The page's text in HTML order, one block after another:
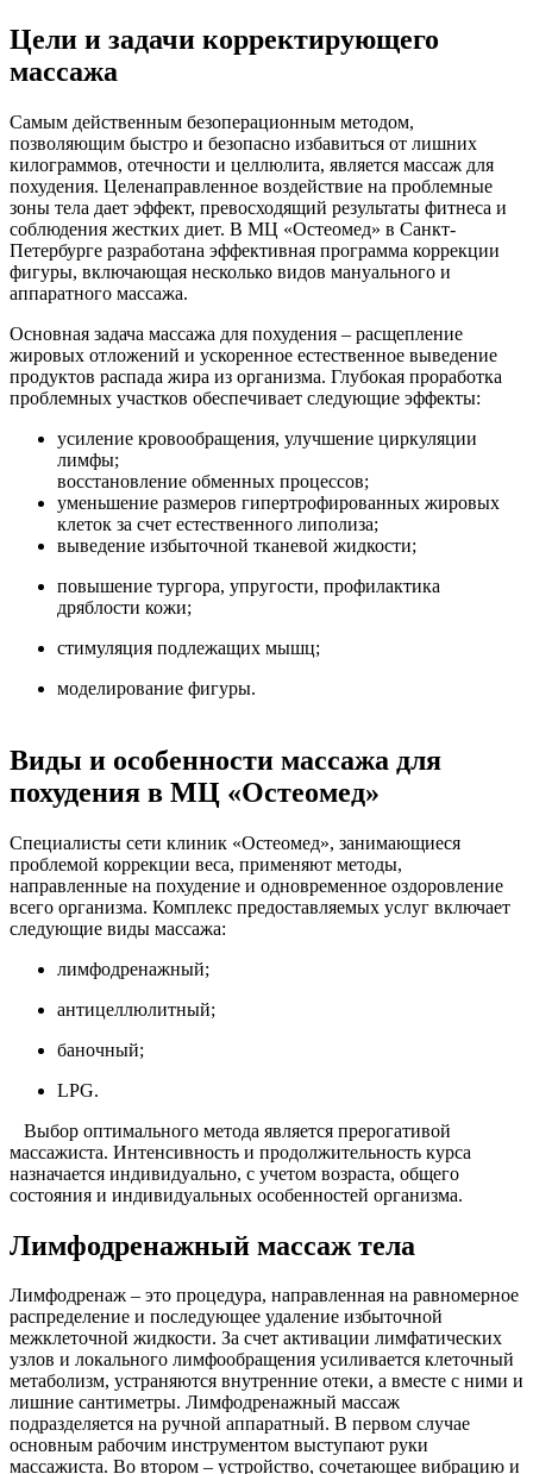
Цели и задачи корректирующего
массажа
Самым действенным безоперационным методом,
позволяющим быстро и безопасно избавиться от лишних
килограммов, отечности и целлюлита, является массаж для
похудения. Целенаправленное воздействие на проблемные
зоны тела дает эффект, превосходящий результаты фитнеса и
соблюдения жестких диет. В МЦ «Остеомед» в Санкт-
Петербурге разработана эффективная программа коррекции
фигуры, включающая несколько видов мануального и
аппаратного массажа.
Основная задача массажа для похудения – расщепление
жировых отложений и ускоренное естественное выведение
продуктов распада жира из организма. Глубокая проработка
проблемных участков обеспечивает следующие эффекты:
усиление кровообращения, улучшение циркуляции
лимфы;
восстановление обменных процессов;
уменьшение размеров гипертрофированных жировых
клеток за счет естественного липолиза;
выведение избыточной тканевой жидкости;
повышение тургора, упругости, профилактика
дряблости кожи;
стимуляция подлежащих мышц;
моделирование фигуры.
Виды и особенности массажа для
похудения в МЦ «Остеомед»
Специалисты сети клиник «Остеомед», занимающиеся
проблемой коррекции веса, применяют методы,
направленные на похудение и одновременное оздоровление
всего организма. Комплекс предоставляемых услуг включает
следующие виды массажа:
лимфодренажный;
антицеллюлитный;
баночный;
LPG.
Выбор оптимального метода является прерогативой
массажиста. Интенсивность и продолжительность курса
назначается индивидуально, с учетом возраста, общего
состояния и индивидуальных особенностей организма.
Лимфодренажный массаж тела
Лимфодренаж – это процедура, направленная на равномерное
распределение и последующее удаление избыточной
межклеточной жидкости. За счет активации лимфатических
узлов и локального лимфообращения усиливается клеточный
метаболизм, устраняются внутренние отеки, а вместе с ними и
лишние сантиметры. Лимфодренажный массаж
подразделяется на ручной аппаратный. В первом случае
основным рабочим инструментом выступают руки
массажиста. Во втором – устройство, сочетающее вибрацию и